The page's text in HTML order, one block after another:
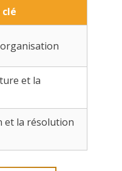
et la
et la résolution